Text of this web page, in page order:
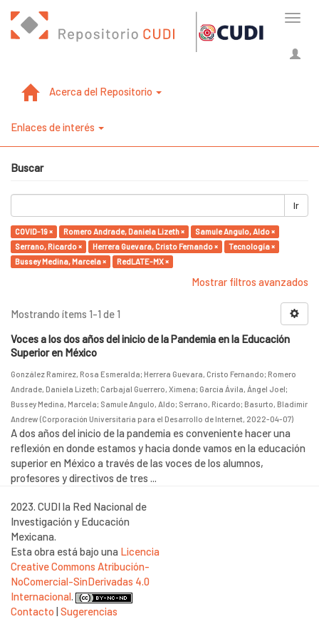
Acerca del Repositorio
Enlaces de interés
Buscar
Ir
COVID-19 × Romero Andrade, Daniela Lizeth ×
Samule Angulo, Aldo ×
Serrano, Ricardo ×
Herrera Guevara, Cristo Fernando ×
Tecnología ×
Bussey Medina, Marcela ×
RedLATE-MX ×
Mostrar filtros avanzados
Mostrando ítems 1-1 de 1
Voces a los dos años del inicio de la Pandemia en la Educación
Superior en México
González Ramírez, Rosa Esmeralda; Herrera Guevara, Cristo Fernando; Romero
Andrade, Daniela Lizeth; Carbajal Guerrero, Ximena; García Ávila, Ángel Joel;
Bussey Medina, Marcela; Samule Angulo, Aldo; Serrano, Ricardo; Basurto, Bladimir
Andrew (Corporación Universitaria para el Desarrollo de Internet, 2022-04-07)
A dos años del inicio de la pandemia es conveniente hacer una
reflexión en donde estamos y hacia donde vamos en la educación
superior en México a través de las voces de los alumnos,
profesores y directivos de tres ...
2023. CUDI la Red Nacional de
Investigación y Educación
Mexicana.
Esta obra está bajo una Licencia
Creative Commons Atribución-
NoComercial-SinDerivadas 4.0
Internacional.
Contacto |Sugerencias